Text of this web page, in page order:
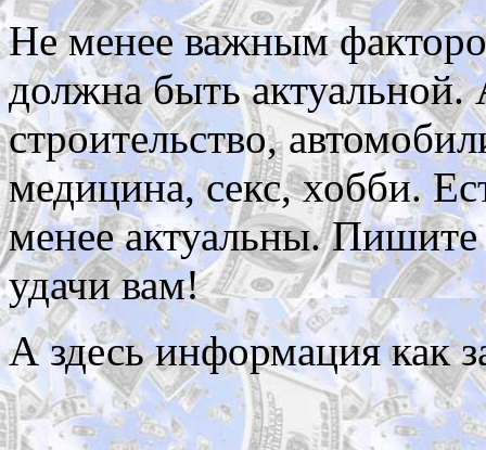
Не менее важным
должна быть
строительство,
медицина, секс, хобби.
менее актуальны.
удачи вам!
А здесь информация как